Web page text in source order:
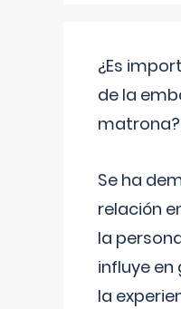
¿Es
de la
matrona?
Se ha
relación
la
influye en
la